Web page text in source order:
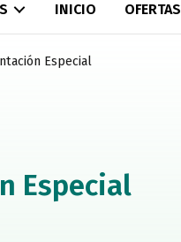
INICIO OFERTAS
Especial
Especial